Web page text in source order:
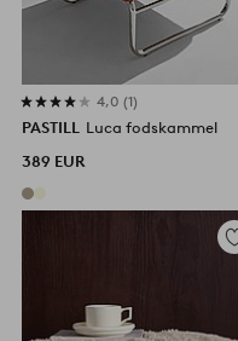
4,0 1
PASTILL Luca fodskammel
389 EUR
Zu